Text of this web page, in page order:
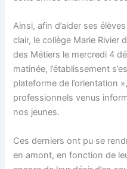
Ainsi, afin d’aider ses
clair, le collège Marie Rivier
des Métiers le mercredi 4
matinée, l’établissement
plateforme de l’orientation
professionnels venus
nos jeunes.
Ces derniers ont pu se
en amont, en fonction de